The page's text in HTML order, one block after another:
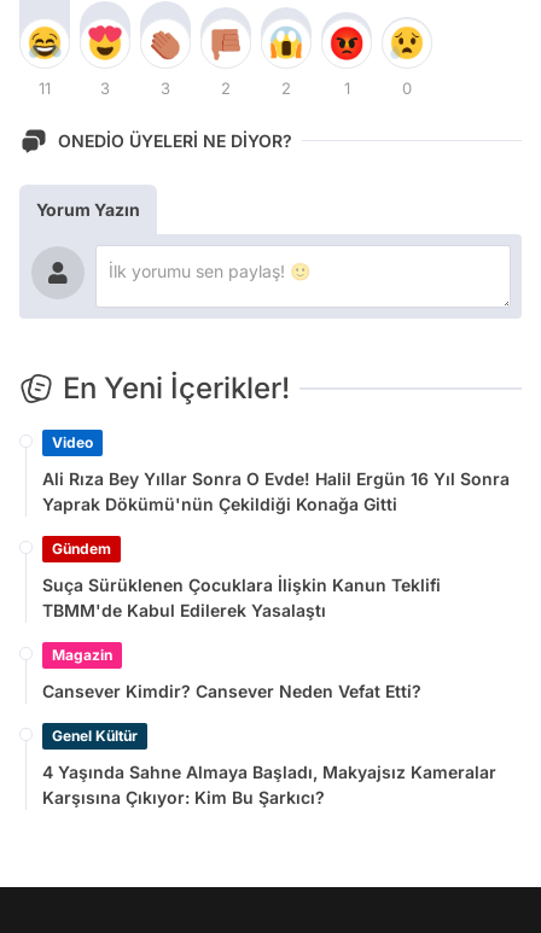
11 3 3 2 2 1 0
ONEDİO ÜYELERİ NE DİYOR?
Yorum Yazın
En Yeni İçerikler!
Video
Ali Rıza Bey Yıllar Sonra O Evde! Halil Ergün 16 Yıl Sonra
Yaprak Dökümü'nün Çekildiği Konağa Gitti
Gündem
Suça Sürüklenen Çocuklara İlişkin Kanun Teklifi
TBMM'de Kabul Edilerek Yasalaştı
Magazin
Cansever Kimdir? Cansever Neden Vefat Etti?
Genel Kültür
4 Yaşında Sahne Almaya Başladı, Makyajsız Kameralar
Karşısına Çıkıyor: Kim Bu Şarkıcı?